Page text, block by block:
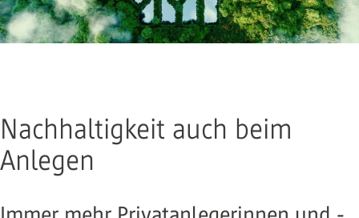
Nachhaltigkeit auch beim
Anlegen